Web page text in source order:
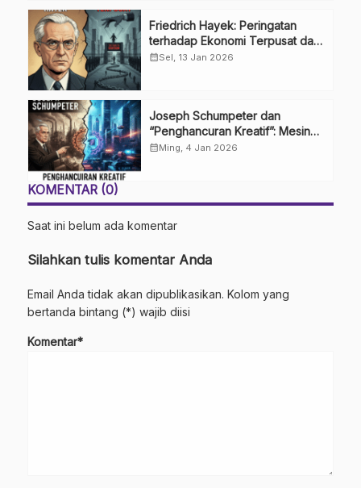
Friedrich Hayek: Peringatan
terhadap Ekonomi Terpusat dan
Bahaya Jalan Menuju
calendar_monthSel, 13 Jan 2026
Joseph Schumpeter dan
“Penghancuran Kreatif”: Mesin
Utama Inovasi Kapitalis 🚀
calendar_monthMing, 4 Jan 2026
KOMENTAR (0)
Saat ini belum ada komentar
Silahkan tulis komentar Anda
Email Anda tidak akan dipublikasikan. Kolom yang
bertanda bintang (*) wajib diisi
Komentar*